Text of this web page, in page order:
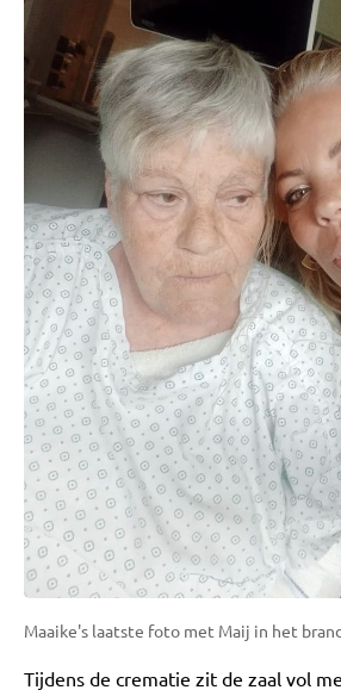
Maaike's laatste foto met Maij in het
Tijdens de crematie zit de zaal vol